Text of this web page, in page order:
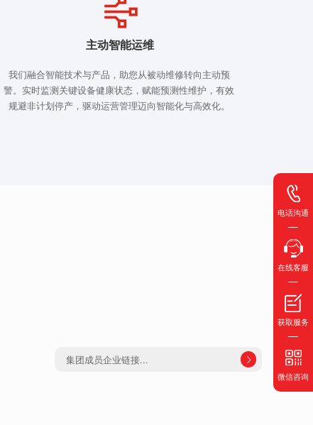
主动智能运维
我们融合智能技术与产品，助您从被动维修转向主动预
警。实时监测关键设备健康状态，赋能预测性维护，有效
规避非计划停产，驱动运营管理迈向智能化与高效化。
电话沟通
在线客服
获取服务
微信咨询
集团成员企业链接... 